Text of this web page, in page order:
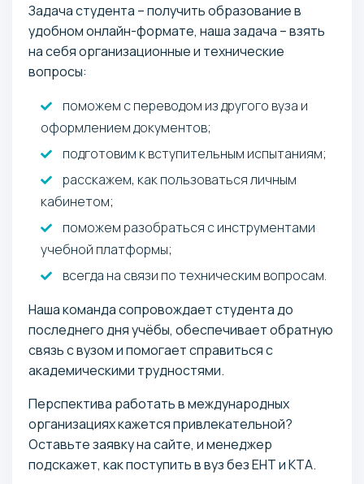
Задача студента – получить образование в
удобном онлайн-формате, наша задача – взять
на себя организационные и технические
вопросы:
поможем с переводом из другого вуза и
оформлением документов;
подготовим к вступительным испытаниям;
расскажем, как пользоваться личным
кабинетом;
поможем разобраться с инструментами
учебной платформы;
всегда на связи по техническим вопросам.
Наша команда сопровождает студента до
последнего дня учёбы, обеспечивает обратную
связь с вузом и помогает справиться с
академическими трудностями.
Перспектива работать в международных
организациях кажется привлекательной?
Оставьте заявку на сайте, и менеджер
подскажет, как поступить в вуз без ЕНТ и КТА.